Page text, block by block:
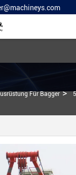
Für Bagger > 500